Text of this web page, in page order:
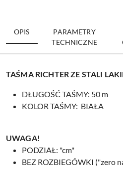
OPIS
PARAMETRY
TECHNICZNE
TAŚMA RICHTER ZE STALI
DŁUGOŚĆ TAŚMY: 50 m
KOLOR TAŚMY: BIAŁA
UWAGA!
PODZIAŁ: "cm"
BEZ ROZBIEGÓWKI ("zero